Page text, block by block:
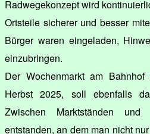
Radwegekonzept wird
Ortsteile sicherer und besser
Bürger waren eingeladen,
einzubringen.
Der Wochenmarkt am Bahnhof
Herbst 2025, soll ebenfalls
Zwischen Marktständen
entstanden, an dem man nicht